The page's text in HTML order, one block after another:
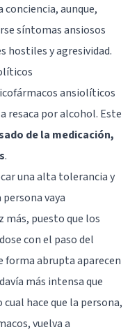
aunque,
síntomas ansiosos
hostiles y agresividad.
ansiolíticos
resaca por alcohol. Este
de la medicación,
.
una alta tolerancia y
vaya
más, puesto que los
con el paso del
abrupta aparecen
más intensa que
hace que la persona,
vuelva a